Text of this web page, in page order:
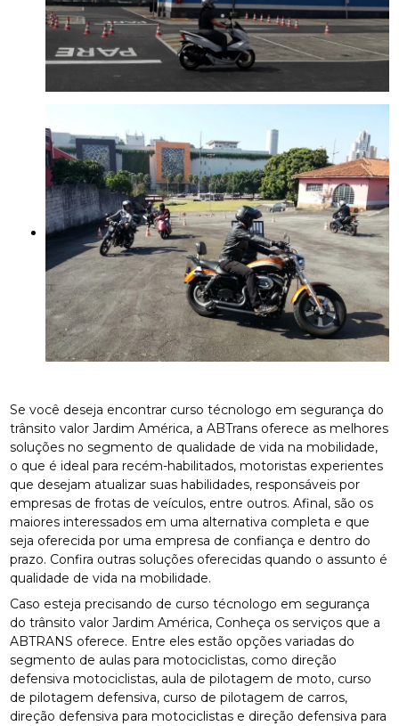
Se você deseja encontrar curso técnologo em segurança do
trânsito valor Jardim América, a ABTrans oferece as melhores
soluções no segmento de qualidade de vida na mobilidade,
o que é ideal para recém-habilitados, motoristas experientes
que desejam atualizar suas habilidades, responsáveis por
empresas de frotas de veículos, entre outros. Afinal, são os
maiores interessados em uma alternativa completa e que
seja oferecida por uma empresa de confiança e dentro do
prazo. Confira outras soluções oferecidas quando o assunto é
qualidade de vida na mobilidade.
Caso esteja precisando de curso técnologo em segurança
do trânsito valor Jardim América, Conheça os serviços que a
ABTRANS oferece. Entre eles estão opções variadas do
segmento de aulas para motociclistas, como direção
defensiva motociclistas, aula de pilotagem de moto, curso
de pilotagem defensiva, curso de pilotagem de carros,
direção defensiva para motociclistas e direção defensiva para